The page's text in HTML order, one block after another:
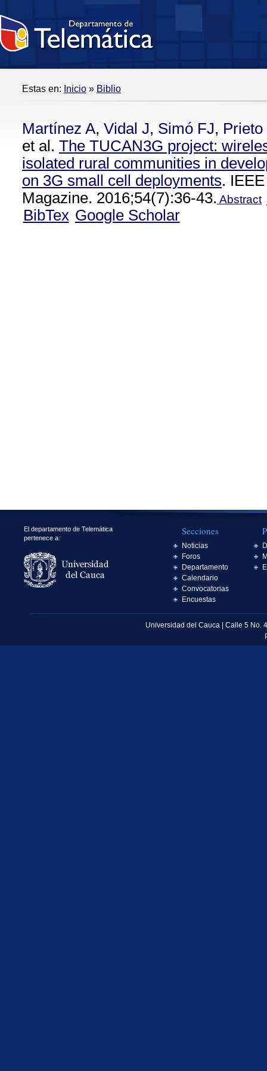
Estas en: Inicio » Biblio
Martínez A, Vidal J, Simó FJ, Prieto
et al. The TUCAN3G project:
isolated rural communities in
on 3G small cell deployments.
Magazine. 2016;54(7):36-43. Abstract
BibTex Google Scholar
El departamento de Telemática
pertenece a:
Secciones
Noticias
Foros
Departamento
Calendario
Convocatorias
Encuestas
Universidad del Cauca | Calle 5 No.